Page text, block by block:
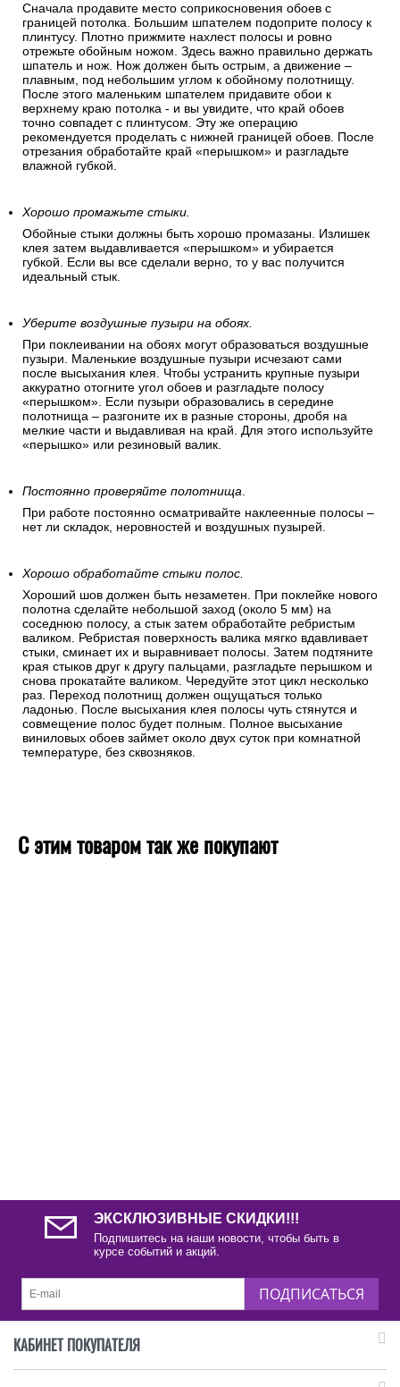
Сначала продавите место соприкосновения обоев с
границей потолка. Большим шпателем подоприте полосу к
плинтусу. Плотно прижмите нахлест полосы и ровно
отрежьте обойным ножом. Здесь важно правильно держать
шпатель и нож. Нож должен быть острым, а движение –
плавным, под небольшим углом к обойному полотнищу.
После этого маленьким шпателем придавите обои к
верхнему краю потолка - и вы увидите, что край обоев
точно совпадет с плинтусом. Эту же операцию
рекомендуется проделать с нижней границей обоев. После
отрезания обработайте край «перышком» и разгладьте
влажной губкой.
Хорошо промажьте стыки.
Обойные стыки должны быть хорошо промазаны. Излишек
клея затем выдавливается «перышком» и убирается
губкой. Если вы все сделали верно, то у вас получится
идеальный стык.
Уберите воздушные пузыри на обоях.
При поклеивании на обоях могут образоваться воздушные
пузыри. Маленькие воздушные пузыри исчезают сами
после высыхания клея. Чтобы устранить крупные пузыри
аккуратно отогните угол обоев и разгладьте полосу
«перышком». Если пузыри образовались в середине
полотнища – разгоните их в разные стороны, дробя на
мелкие части и выдавливая на край. Для этого используйте
«перышко» или резиновый валик.
Постоянно проверяйте полотнища.
При работе постоянно осматривайте наклеенные полосы –
нет ли складок, неровностей и воздушных пузырей.
Хорошо обработайте стыки полос.
Хороший шов должен быть незаметен. При поклейке нового
полотна сделайте небольшой заход (около 5 мм) на
соседнюю полосу, а стык затем обработайте ребристым
валиком. Ребристая поверхность валика мягко вдавливает
стыки, сминает их и выравнивает полосы. Затем подтяните
края стыков друг к другу пальцами, разгладьте перышком и
снова прокатайте валиком. Чередуйте этот цикл несколько
раз. Переход полотнищ должен ощущаться только
ладонью. После высыхания клея полосы чуть стянутся и
совмещение полос будет полным. Полное высыхание
виниловых обоев займет около двух суток при комнатной
температуре, без сквозняков.
С этим товаром так же покупают
ЭКСКЛЮЗИВНЫЕ СКИДКИ!!!
Подпишитесь на наши новости, чтобы быть в
курсе событий и акций.
ПОДПИСАТЬСЯ
КАБИНЕТ ПОКУПАТЕЛЯ